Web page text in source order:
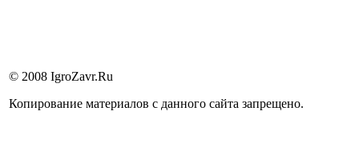
© 2008 IgroZavr.Ru
Копирование материалов с данного сайта запрещено.